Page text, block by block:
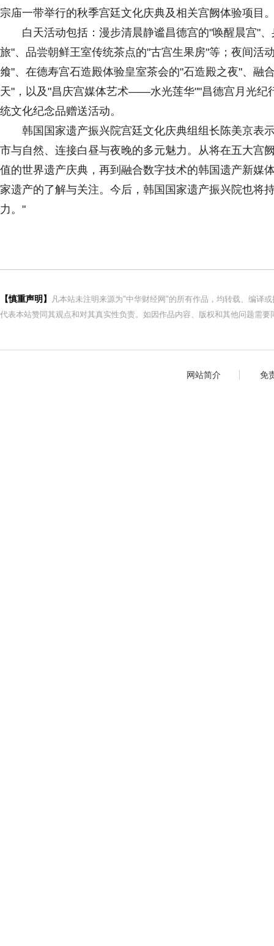
宗庙一带举行的秋季宫廷文化庆典及相关宫阙体验项目
白天活动包括：漫步清晨静谧昌德宫的"唤醒晨宫"
旅"、品尝朝鲜王室传统茶点的"古宫生果房"等；夜间活
飨"、在德寿宫石造殿体验皇室茶会的"石造殿之夜"、融
天"，以及"昌庆宫媒体艺术——水光莲华""昌德宫月光纪
统文化纪念品赠送活动。
韩国国家遗产振兴院宫廷文化庆典组组长陈美京表
市与自然、连接白昼与夜晚的多元魅力。从将在五大宫
值的世界遗产庆典，再到融合数字技术的韩国遗产新媒
家遗产的了解与关注。今后，韩国国家遗产振兴院也将
力。"
【慎重声明】
凡本站未注明来源为"中华财经网"的所有作品，均转载、编译
代表本站赞同其观点和对其真实性负责。如因作品内容、版权和其他问题需
网站简介 免